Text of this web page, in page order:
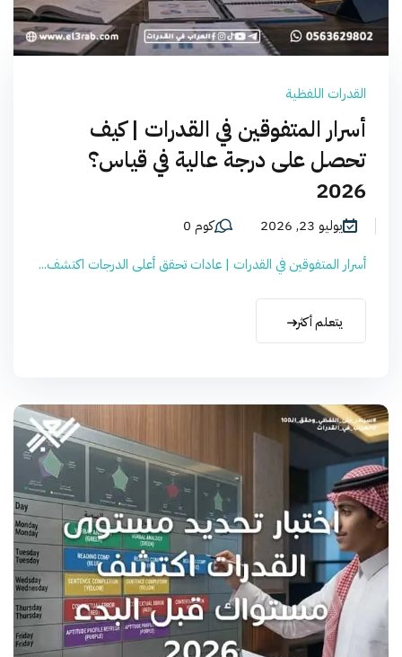
القدرات اللفظية
أسرار المتفوقين في القدرات | كيف
تحصل على درجة عالية في قياس؟
2026
يوليو 23, 2026
كوم 0
أسرار المتفوقين في القدرات | عادات تحقق أعلى الدرجات اكتشف...
يتعلم أكثر